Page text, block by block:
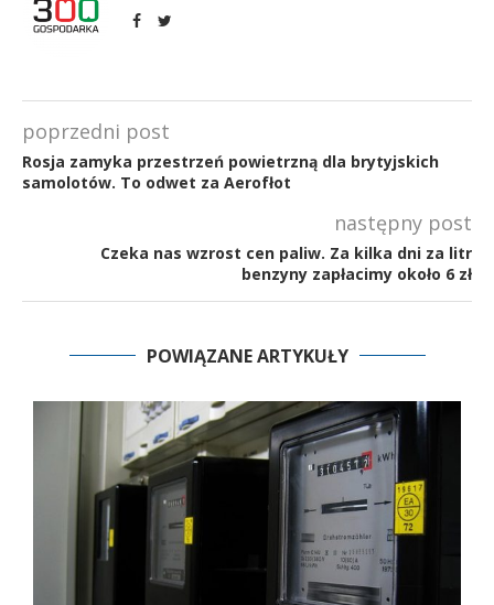
poprzedni post
Rosja zamyka przestrzeń powietrzną dla brytyjskich
samolotów. To odwet za Aerofłot
następny post
Czeka nas wzrost cen paliw. Za kilka dni za litr
benzyny zapłacimy około 6 zł
POWIĄZANE ARTYKUŁY